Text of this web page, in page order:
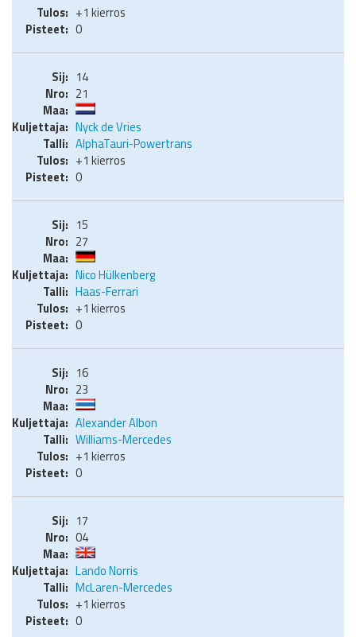
+1 kierros
0
14
21
Nyck de Vries
AlphaTauri-Powertrans
+1 kierros
0
15
27
Nico Hülkenberg
Haas-Ferrari
+1 kierros
0
16
23
Alexander Albon
Williams-Mercedes
+1 kierros
0
17
04
Lando Norris
McLaren-Mercedes
+1 kierros
0